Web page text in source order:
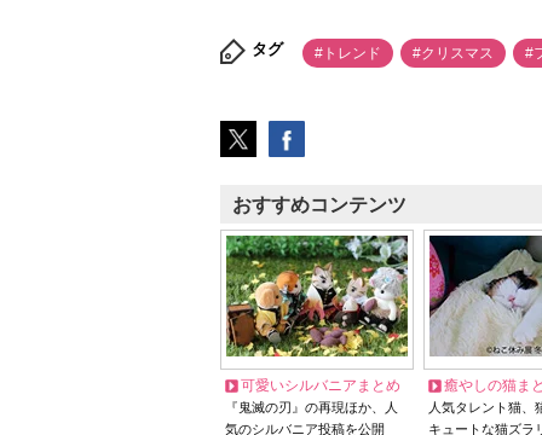
タグ #トレンド #クリスマス #
おすすめコンテンツ
可愛いシルバニアまとめ
『鬼滅の刃』の再現ほか、人
気のシルバニア投稿を公開
癒やしの猫ま
人気タレント猫
キュートな猫ズラ